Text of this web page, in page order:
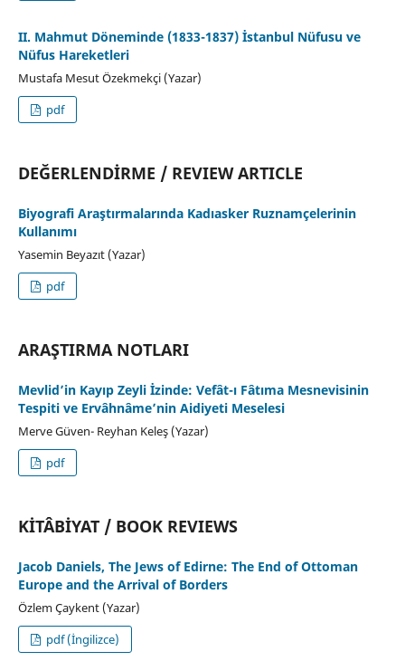
II. Mahmut Döneminde (1833-1837) İstanbul Nüfusu ve
Nüfus Hareketleri
Mustafa Mesut Özekmekçi (Yazar)
pdf
DEĞERLENDİRME / REVIEW ARTICLE
Biyografi Araştırmalarında Kadıasker Ruznamçelerinin
Kullanımı
Yasemin Beyazıt (Yazar)
pdf
ARAŞTIRMA NOTLARI
Mevlid’in Kayıp Zeyli İzinde: Vefât-ı Fâtıma Mesnevisinin
Tespiti ve Ervâhnâme’nin Aidiyeti Meselesi
Merve Güven- Reyhan Keleş (Yazar)
pdf
KİTÂBİYAT / BOOK REVIEWS
Jacob Daniels, The Jews of Edirne: The End of Ottoman
Europe and the Arrival of Borders
Özlem Çaykent (Yazar)
pdf (İngilizce)